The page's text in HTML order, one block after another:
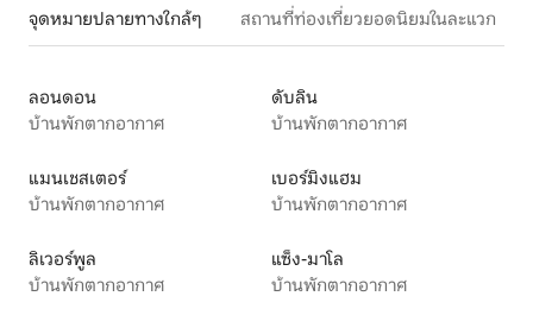
จุดหมายปลายทางใกล้ๆ สถานที่ท่องเที่ยวยอดนิยมในละแวก
ลอนดอน
บ้านพักตากอากาศ
ดับลิน
บ้านพักตากอากาศ
แมนเชสเตอร์
บ้านพักตากอากาศ
เบอร์มิงแฮม
บ้านพักตากอากาศ
ลิเวอร์พูล
บ้านพักตากอากาศ
แซ็ง-มาโล
บ้านพักตากอากาศ